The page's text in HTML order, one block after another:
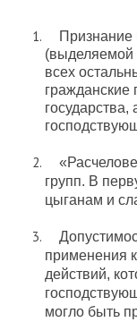
Признание
(выделяемой
всех
государства,
групп. В
цыганам и
применения
действий,
могло быть